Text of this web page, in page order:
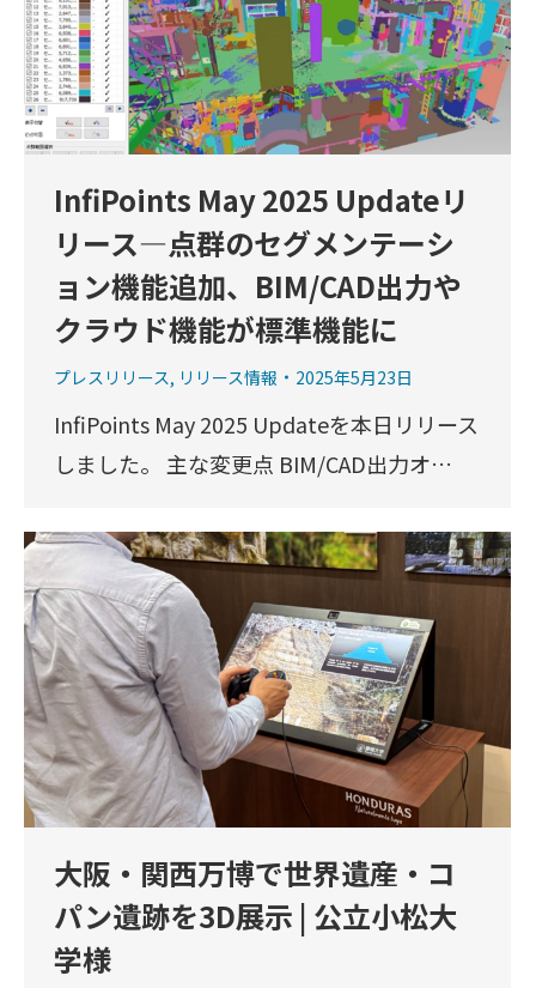
InfiPoints May 2025 Updateリ
リース―点群のセグメンテーシ
ョン機能追加、BIM/CAD出力や
クラウド機能が標準機能に
プレスリリース, リリース情報 2025年5月23日
InfiPoints May 2025 Updateを本日リリース
しました。 主な変更点 BIM/CAD出力オ…
大阪・関西万博で世界遺産・コ
パン遺跡を3D展示 | 公立小松大
学様